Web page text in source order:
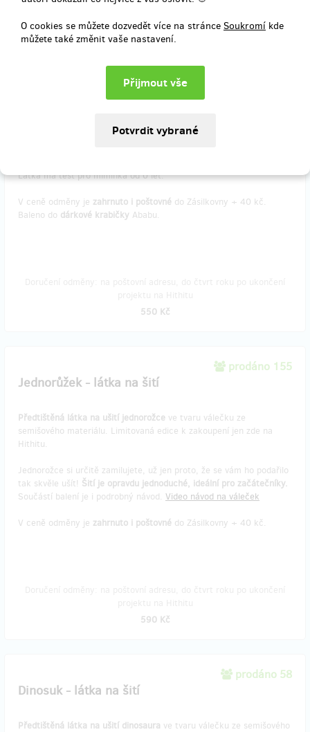
O cookies se můžete dozvedět více na stránce Soukromí kde
můžete také změnit vaše nastavení.
Hořčicový zajíček / Předtištěná látka na ušití
ušití sady tří hraček
pro miminka Šustivé
. Látka je ideální pro začínající švadlenky.
je i návod na ušití a dřevěný kroužek na kousátko.
Látka má test pro miminka od 0 let.
V ceně odměny je zahrnuto i poštovné do Zásilkovny + 40 kč.
Baleno do dárkové krabičky Ababu.
550 Kč
prodáno 155
Jednorůžek - látka na šití
Předtištěná látka na ušití jednorožce ve tvaru válečku ze
semišového materiálu. Limitovaná edice k zakoupení jen zde na
Hithitu.
Jednorožce si určitě zamilujete, už jen proto, že se vám ho podařilo
tak skvěle ušít! Šití je opravdu jednoduché, ideální pro začátečníky.
Součástí balení je i podrobný návod. Video návod na váleček
V ceně odměny je zahrnuto i poštovné do Zásilkovny + 40 kč.
590 Kč
prodáno 58
Dinosuk - látka na šití
Předtištěná látka na ušití dinosaura ve tvaru válečku ze semišového